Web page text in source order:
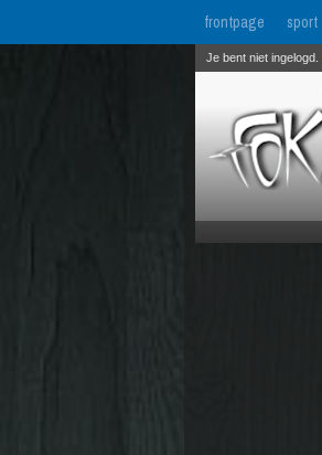
frontpage sport
Je bent niet ingelogd.